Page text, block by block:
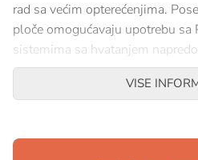
rad sa većim opterećenjima.
ploče omogućavaju upotrebu
sistemima sa hvatanjem
frikcionim čvorom
VISE